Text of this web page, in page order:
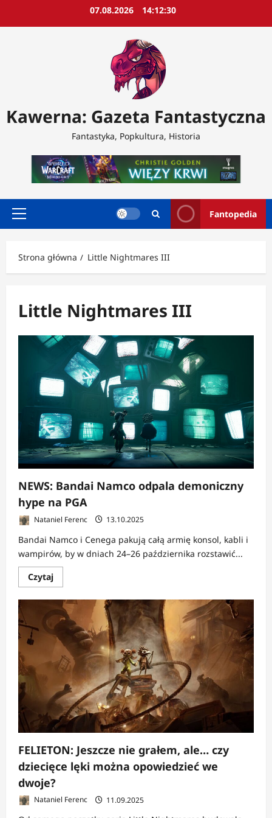
07.08.2026 14:12:32
Kawerna: Gazeta Fantastyczna
Fantastyka, Popkultura, Historia
Menu
Fantopedia
Strona główna Little Nightmares III
Little Nightmares III
NEWS: Bandai Namco odpala demoniczny
hype na PGA
Nataniel Ferenc 13.10.2025
Bandai Namco i Cenega pakują całą armię konsol, kabli i
wampirów, by w dniach 24–26 października rozstawić...
CzytajDowiedz
się
o
NEWS:
Bandai
Namco
odpala
demoniczny
hype
na
PGA
FELIETON: Jeszcze nie grałem, ale… czy
dziecięce lęki można opowiedzieć we
dwoje?
Nataniel Ferenc 11.09.2025